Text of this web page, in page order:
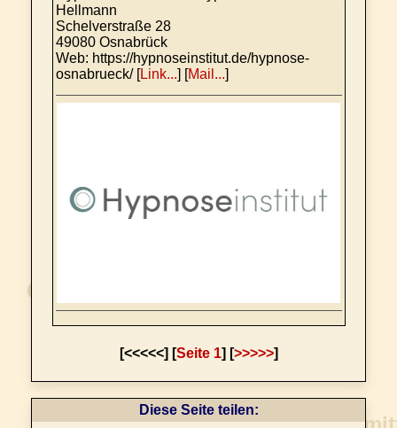
Hellmann
Schelverstraße 28
49080 Osnabrück
Web: https://hypnoseinstitut.de/hypnose-
osnabrueck/ [Link...] [Mail...]
[<<<<<] [Seite 1] [>>>>>]
Diese Seite teilen: